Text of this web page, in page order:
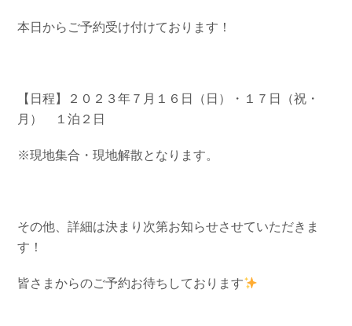
お問い合わせ
Recruit Link
本日からご予約受け付けております！
【日程】２０２３年７月１６日（日）・１７日（祝・
月） １泊２日
※現地集合・現地解散となります。
その他、詳細は決まり次第お知らせさせていただきま
す！
皆さまからのご予約お待ちしております